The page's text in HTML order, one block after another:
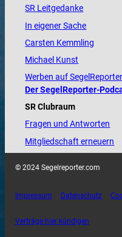
SR Leitgedanke
In eigener Sache
Carsten Kemmling
Michael Kunst
Werben auf SegelReporter
Der SegelReporter-
SR Clubraum
Fragen und Antworten
Mitgliedschaft erneuern
© 2024 Segelreporter.com
Impressum Datenschutz
Verträge hier kündigen